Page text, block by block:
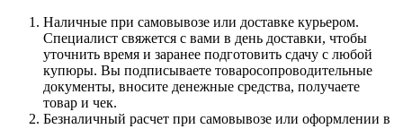
Наличные при самовывозе или доставке курьером.
Специалист свяжется с вами в день доставки, чтобы
уточнить время и заранее подготовить сдачу с любой
купюры. Вы подписываете товаросопроводительные
документы, вносите денежные средства, получаете
товар и чек.
Безналичный расчет при самовывозе или оформлении в